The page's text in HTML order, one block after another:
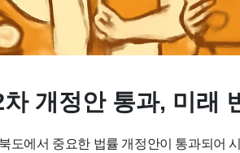
개정안 통과, 미래
도에서 중요한 법률 개정안이 통과되어